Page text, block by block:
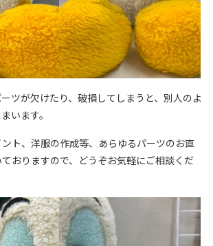
ツが欠けたり、破損してしまうと、別人のよ
います。
ト、洋服の作成等、あらゆるパーツのお直
おりますので、どうぞお気軽にご相談くだ